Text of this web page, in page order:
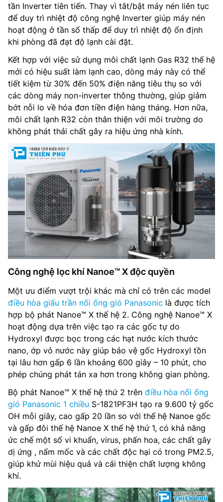
tần Inverter tiên tiến. Thay vì tắt/bật máy nén liên tục
để duy trì nhiệt độ công nghệ Inverter giúp máy nén
hoạt động ở tần số thấp để duy trì nhiệt độ ổn định
khi phòng đã đạt độ lạnh cài đặt.
Kết hợp với việc sử dụng môi chất lạnh Gas R32 thế hệ
mới có hiệu suất làm lạnh cao, dòng máy này có thể
tiết kiệm từ 30% đến 50% điện năng tiêu thụ so với
các dòng máy non-inverter thông thường, giúp giảm
bớt nỗi lo về hóa đơn tiền điện hàng tháng. Hơn nữa,
môi chất lạnh R32 còn thân thiện với môi trường do
không phát thải chất gây ra hiệu ứng nhà kính.
Công nghệ lọc khí Nanoe™ X độc quyền
Một ưu điểm vượt trội khác mà chỉ có trên các model
điều hòa giấu trần nối ống gió Panasonic là được tích
hợp bộ phát Nanoe™ X thế hệ 2. Công nghệ Nanoe™ X
hoạt động dựa trên việc tạo ra các gốc tự do
Hydroxyl được bọc trong các hạt nước kích thước
nano, ớp vỏ nước này giúp bảo vệ gốc Hydroxyl tồn
tại lâu hơn gấp 6 lần khoảng 600 giây – 10 phút, cho
phép chúng phát tán xa hơn trong không gian phòng.
Bộ phát Nanoe™ X thế hệ thứ 2 trên điều hòa nối ống
gió Panasonic 1 chiều S-1821PF3H tạo ra 9.600 tỷ gốc
OH mỗi giây, cao gấp 20 lần so với thế hệ Nanoe gốc
và gấp đôi thế hệ Nanoe X thế hệ thứ 1, có khả năng
ức chế một số vi khuẩn, virus, phấn hoa, các chất gây
dị ứng , nấm mốc và các chất độc hại có trong PM2.5,
giúp khử mùi hiệu quả và cải thiện chất lượng không
khí.